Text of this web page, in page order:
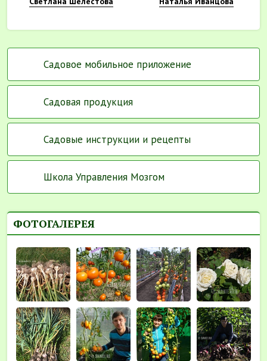
Садовое мобильное приложение
Садовая продукция
Садовые инструкции и рецепты
Школа Управления Мозгом
ФОТОГАЛЕРЕЯ